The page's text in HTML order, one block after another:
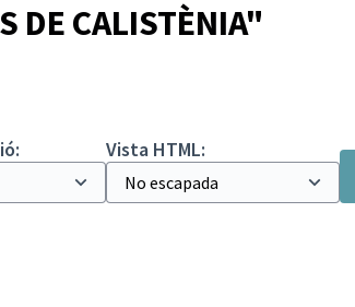
DE CALISTÈNIA"
Vista HTML: